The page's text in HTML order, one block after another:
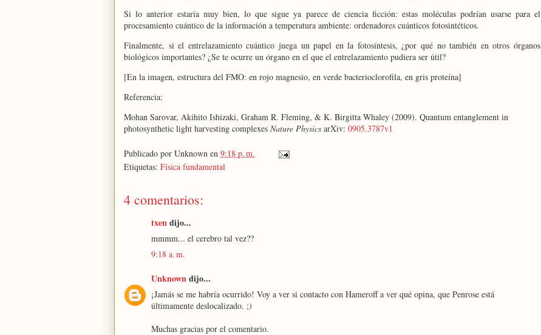
Si lo anterior estaría muy bien, lo que sigue ya parece de ciencia ficción: estas moléculas podrían usarse para el
procesamiento cuántico de la información a temperatura ambiente: ordenadores cuánticos fotosintéticos.
Finalmente, si el entrelazamiento cuántico juega un papel en la fotosíntesis, ¿por qué no también en otros órganos
biológicos importantes? ¿Se te ocurre un órgano en el que el entrelazamiento pudiera ser útil?
[En la imagen, estructura del FMO: en rojo magnesio, en verde bacterioclorofila, en gris proteína]
Referencia:
Mohan Sarovar, Akihito Ishizaki, Graham R. Fleming, & K. Birgitta Whaley (2009). Quantum entanglement in
photosynthetic light harvesting complexes Nature Physics arXiv: 0905.3787v1
Publicado por Unknown en 9:18 p. m.
Etiquetas: Física fundamental
4 comentarios:
txendijo...
mmmm... el cerebro tal vez??
9:18 a. m.
Unknowndijo...
¡Jamás se me habría ocurrido! Voy a ver si contacto con Hameroff a ver qué opina, que Penrose está
últimamente deslocalizado. ;)
Muchas gracias por el comentario.